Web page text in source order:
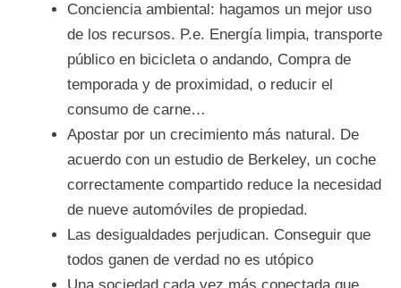
Conciencia ambiental: hagamos un mejor uso
de los recursos. P.e. Energía limpia, transporte
público en bicicleta o andando, Compra de
temporada y de proximidad, o reducir el
consumo de carne…
Apostar por un crecimiento más natural. De
acuerdo con un estudio de Berkeley, un coche
correctamente compartido reduce la necesidad
de nueve automóviles de propiedad.
Las desigualdades perjudican. Conseguir que
todos ganen de verdad no es utópico